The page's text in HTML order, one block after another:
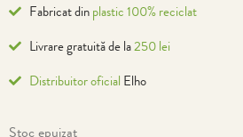
Fabricat dinplastic 100% reciclat
Livrare gratuită de la250 lei
Distribuitor oficial Elho
Stoc epuizat